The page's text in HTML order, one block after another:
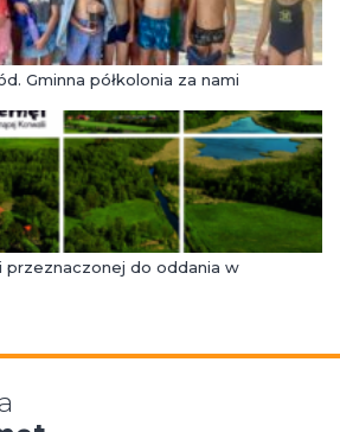
Gminna półkolonia za nami
przeznaczonej do oddania w